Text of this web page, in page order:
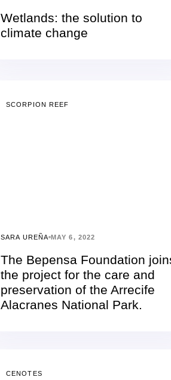
Wetlands: the solution to
climate change
SCORPION REEF
SARA UREÑA MAY 6, 2022
The Bepensa Foundation
the project for the care and
preservation of the Arrecife
Alacranes National Park.
CENOTES